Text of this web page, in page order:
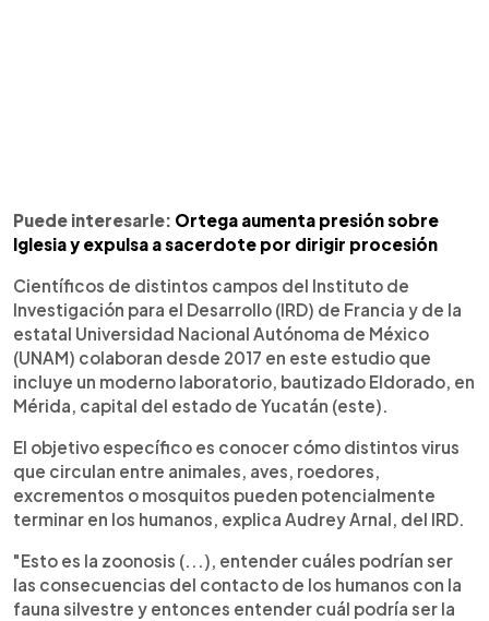
Puede interesarle: Ortega aumenta presión sobre
Iglesia y expulsa a sacerdote por dirigir procesión
Científicos de distintos campos del Instituto de
Investigación para el Desarrollo (IRD) de Francia y de la
estatal Universidad Nacional Autónoma de México
(UNAM) colaboran desde 2017 en este estudio que
incluye un moderno laboratorio, bautizado Eldorado, en
Mérida, capital del estado de Yucatán (este).
El objetivo específico es conocer cómo distintos virus
que circulan entre animales, aves, roedores,
excrementos o mosquitos pueden potencialmente
terminar en los humanos, explica Audrey Arnal, del IRD.
"Esto es la zoonosis (...), entender cuáles podrían ser
las consecuencias del contacto de los humanos con la
fauna silvestre y entonces entender cuál podría ser la